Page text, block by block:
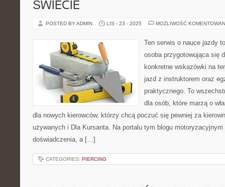
ŚWIECIE
POSTED BY ADMIN LIS - 23 - 2025 MOŻLIWOŚĆ
Ten serwis o nauce jazdy
osoba przygotowująca się
konkretne wskazówki na
jazd z instruktorem oraz
praktycznego. To
dla osób, które marzą o
dla nowych kierowców, którzy chcą poczuć się pewniej za
używanych i Dla Kursanta. Na portalu tym blogu
doświadczenia, a […]
CATEGORIES: PIERCING